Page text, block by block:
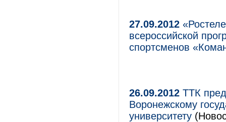
27.09.2012
всероссийской
спортсменов
26.09.2012 ТТК
Воронежскому
университету